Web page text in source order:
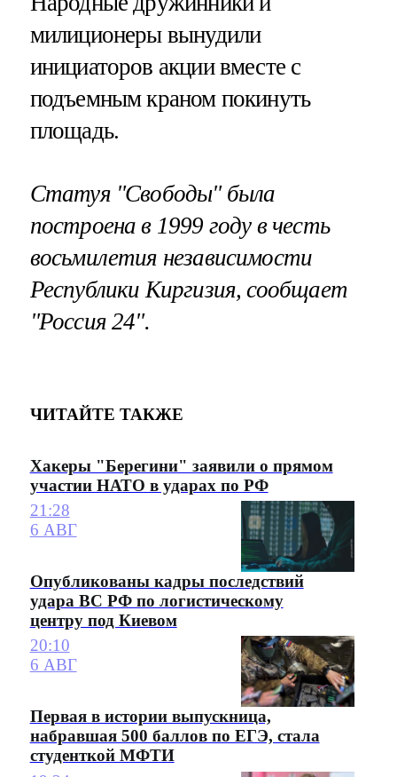
милиционеры вынудили
инициаторов акции вместе с
подъемным краном покинуть
площадь.
Статуя "Свободы" была
построена в 1999 году в честь
восьмилетия независимости
Республики Киргизия, сообщает
"Россия 24".
ЧИТАЙТЕ ТАКЖЕ
Хакеры "Берегини" заявили о прямом
участии НАТО в ударах по РФ
21:28
6 АВГ
Опубликованы кадры последствий
удара ВС РФ по логистическому
центру под Киевом
20:10
6 АВГ
Первая в истории выпускница,
набравшая 500 баллов по ЕГЭ, стала
студенткой МФТИ